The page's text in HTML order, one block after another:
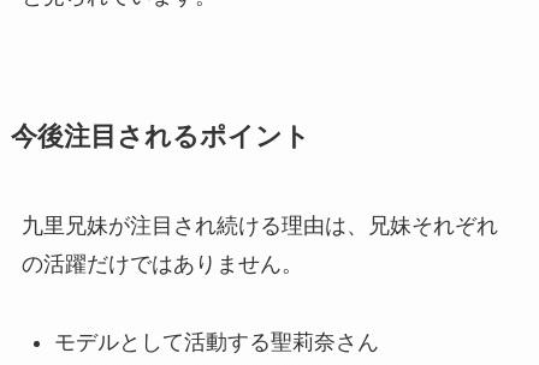
今後注目されるポイント
九里兄妹が注目され続ける理由は、兄妹それぞれ
の活躍だけではありません。
モデルとして活動する聖莉奈さん